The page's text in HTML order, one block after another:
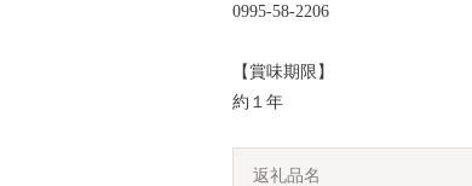
0995-58-2206
【賞味期限】
約１年
返礼品名